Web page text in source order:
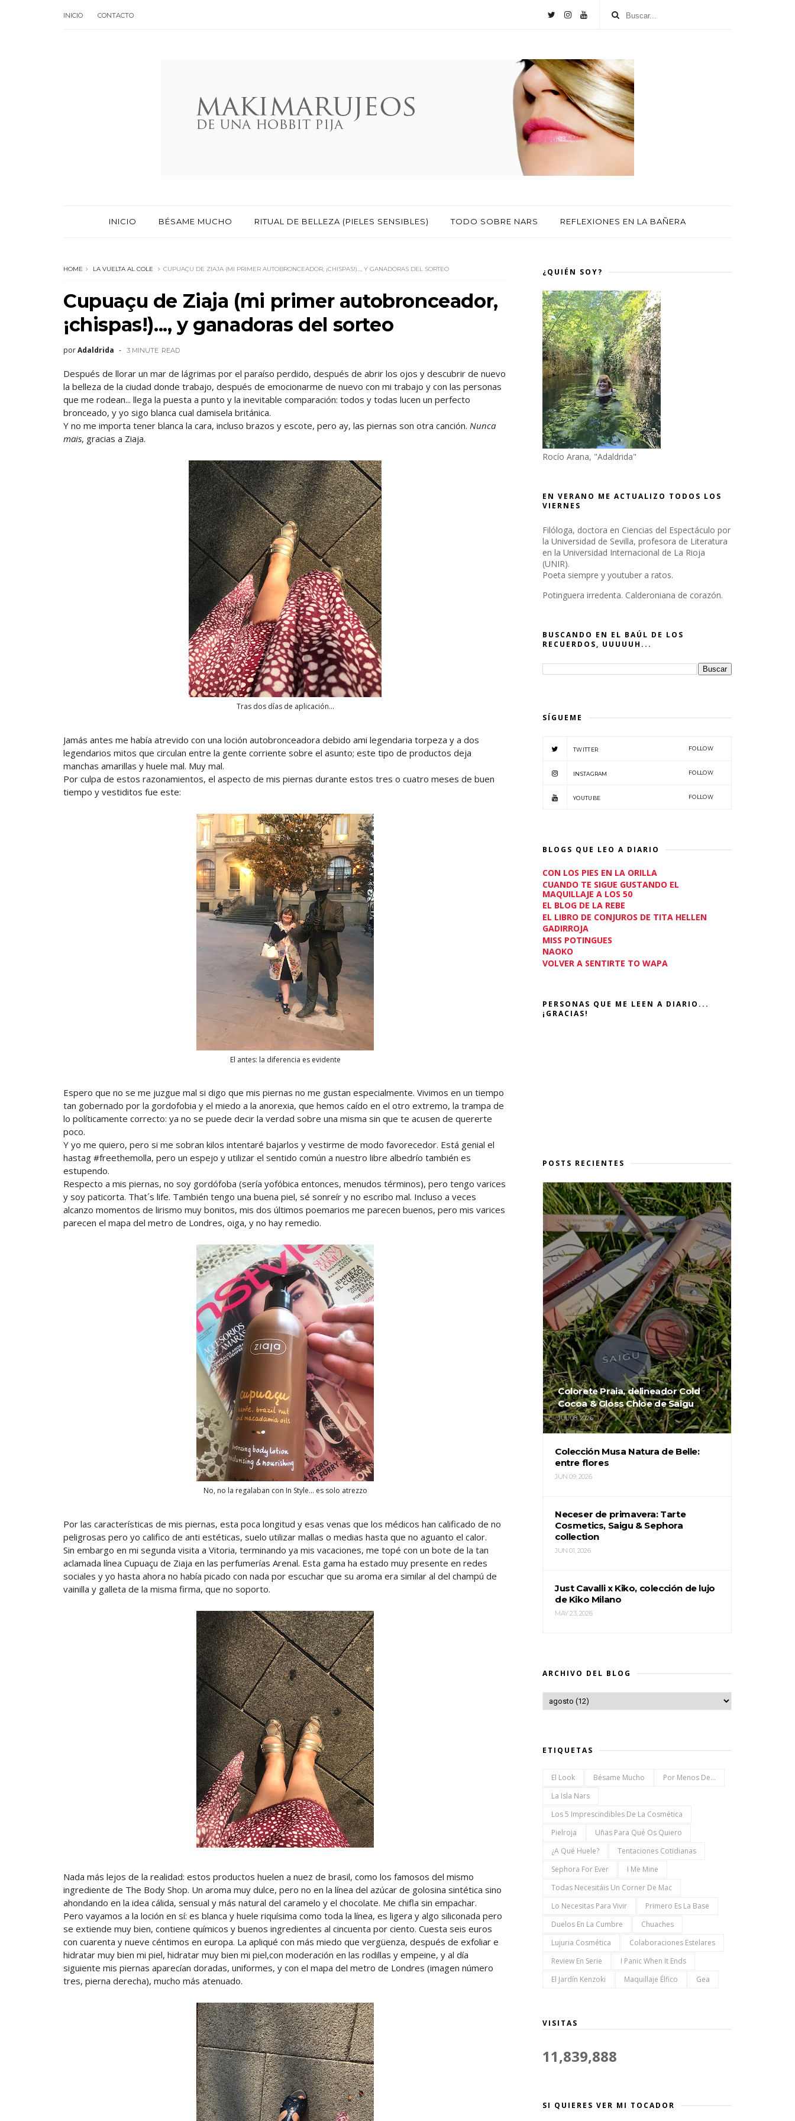
INICIO CONTACTO
INICIO BÉSAME MUCHO RITUAL DE BELLEZA (PIELES SENSIBLES) TODO SOBRE NARS REFLEXIONES EN LA BAÑERA
HOME LA VUELTA AL COLE CUPUAÇU DE ZIAJA (MI PRIMER AUTOBRONCEADOR, ¡CHISPAS!)..., Y GANADORAS DEL SORTEO
Cupuaçu de Ziaja (mi primer autobronceador,
¡chispas!)..., y ganadoras del sorteo
porAdaldrida 3 MINUTE READ
Después de llorar un mar de lágrimas por el paraíso perdido, después de abrir los ojos y descubrir de nuevo
la belleza de la ciudad donde trabajo, después de emocionarme de nuevo con mi trabajo y con las personas
que me rodean... llega la puesta a punto y la inevitable comparación: todos y todas lucen un perfecto
bronceado, y yo sigo blanca cual damisela británica.
Y no me importa tener blanca la cara, incluso brazos y escote, pero ay, las piernas son otra canción. Nunca
mais, gracias a Ziaja.
Tras dos días de aplicación...
Jamás antes me había atrevido con una loción autobronceadora debido ami legendaria torpeza y a dos
legendarios mitos que circulan entre la gente corriente sobre el asunto; este tipo de productos deja
manchas amarillas y huele mal. Muy mal.
Por culpa de estos razonamientos, el aspecto de mis piernas durante estos tres o cuatro meses de buen
tiempo y vestiditos fue este:
El antes: la diferencia es evidente
Espero que no se me juzgue mal si digo que mis piernas no me gustan especialmente. Vivimos en un tiempo
tan gobernado por la gordofobia y el miedo a la anorexia, que hemos caído en el otro extremo, la trampa de
lo políticamente correcto: ya no se puede decir la verdad sobre una misma sin que te acusen de quererte
poco.
Y yo me quiero, pero si me sobran kilos intentaré bajarlos y vestirme de modo favorecedor. Está genial el
hastag #freethemolla, pero un espejo y utilizar el sentido común a nuestro libre albedrío también es
estupendo.
Respecto a mis piernas, no soy gordófoba (sería yofóbica entonces, menudos términos), pero tengo varices
y soy paticorta. That´s life. También tengo una buena piel, sé sonreír y no escribo mal. Incluso a veces
alcanzo momentos de lirismo muy bonitos, mis dos últimos poemarios me parecen buenos, pero mis varices
parecen el mapa del metro de Londres, oiga, y no hay remedio.
No, no la regalaban con In Style... es solo atrezzo
Por las características de mis piernas, esta poca longitud y esas venas que los médicos han calificado de no
peligrosas pero yo califico de anti estéticas, suelo utilizar mallas o medias hasta que no aguanto el calor.
Sin embargo en mi segunda visita a Vitoria, terminando ya mis vacaciones, me topé con un bote de la tan
aclamada línea Cupuaçu de Ziaja en las perfumerías Arenal. Esta gama ha estado muy presente en redes
sociales y yo hasta ahora no había picado con nada por escuchar que su aroma era similar al del champú de
vainilla y galleta de la misma firma, que no soporto.
Nada más lejos de la realidad: estos productos huelen a nuez de brasil, como los famosos del mismo
ingrediente de The Body Shop. Un aroma muy dulce, pero no en la línea del azúcar de golosina sintética sino
ahondando en la idea cálida, sensual y más natural del caramelo y el chocolate. Me chifla sin empachar.
Pero vayamos a la loción en sí: es blanca y huele riquísima como toda la línea, es ligera y algo siliconada pero
se extiende muy bien, contiene químicos y buenos ingredientes al cincuenta por ciento. Cuesta seis euros
con cuarenta y nueve céntimos en europa. La apliqué con más miedo que vergüenza, después de exfoliar e
hidratar muy bien mi piel, hidratar muy bien mi piel,con moderación en las rodillas y empeine, y al día
siguiente mis piernas aparecían doradas, uniformes, y con el mapa del metro de Londres (imagen número
tres, pierna derecha), mucho más atenuado.
¿QUIÉN SOY?
Rocío Arana, "Adaldrida"
EN VERANO ME ACTUALIZO TODOS LOS
VIERNES
Filóloga, doctora en Ciencias del Espectáculo por
la Universidad de Sevilla, profesora de Literatura
en la Universidad Internacional de La Rioja
(UNIR).
Poeta siempre y youtuber a ratos.
Potinguera irredenta. Calderoniana de corazón.
BUSCANDO EN EL BAÚL DE LOS
RECUERDOS, UUUUUH...
SÍGUEME
TWITTER FOLLOW
INSTAGRAM FOLLOW
YOUTUBE FOLLOW
BLOGS QUE LEO A DIARIO
CON LOS PIES EN LA ORILLA
CUANDO TE SIGUE GUSTANDO EL
MAQUILLAJE A LOS 50
EL BLOG DE LA REBE
EL LIBRO DE CONJUROS DE TITA HELLEN
GADIRROJA
MISS POTINGUES
NAOKO
VOLVER A SENTIRTE TO WAPA
PERSONAS QUE ME LEEN A DIARIO...
¡GRACIAS!
POSTS RECIENTES
Colorete Praia, delineador Cold
Cocoa & Gloss Chloe de Saigu
JUL 08, 2026
Colección Musa Natura de Belle:
entre flores
JUN 09, 2026
Neceser de primavera: Tarte
Cosmetics, Saigu & Sephora
collection
JUN 01, 2026
Just Cavalli x Kiko, colección de lujo
de Kiko Milano
MAY 23, 2026
ARCHIVO DEL BLOG
ETIQUETAS
El Look Bésame Mucho
Por Menos De...
La Isla Nars
Los 5 Imprescindibles De La Cosmética
Pielroja
Uñas Para Qué Os Quiero
¿a Qué Huele?
Tentaciones Cotidianas
Sephora For Ever
I Me Mine
Todas Necesitáis Un Corner De Mac
Lo Necesitas Para Vivir
Primero Es La Base
Duelos En La Cumbre
Chuaches
Lujuria Cosmética
Colaboraciones Estelares
Review En Serie
I Panic When It Ends
El Jardín Kenzoki
Maquillaje Élfico Gea
VISITAS
11,839,888
SI QUIERES VER MI TOCADOR